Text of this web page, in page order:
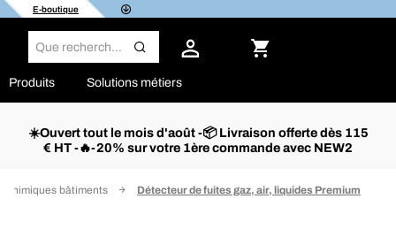
E-boutique
Produits Solutions métiers
☀️Ouvert tout le mois d'août -📦 Livraison offerte dès 115
€ HT -🔥-20% sur votre 1ère commande avec NEW2
chimiques bâtiments Détecteur de fuites gaz, air, liquides Premium